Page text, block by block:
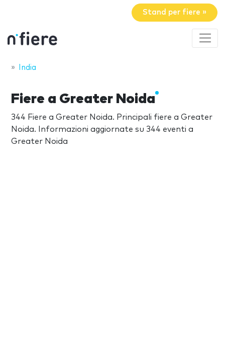
Stand per fiere »
India
Fiere a Greater Noida
344 Fiere a Greater Noida. Principali fiere a Greater
Noida. Informazioni aggiornate su 344 eventi a
Greater Noida